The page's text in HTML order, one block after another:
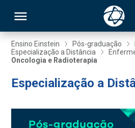
Ensino Einstein Pós-graduação
Especialização a Distância
Oncologia e Radioterapia
Especialização a